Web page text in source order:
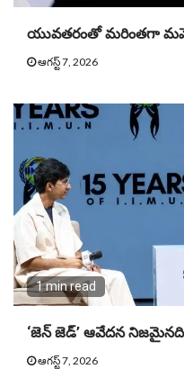
యువతరంతో మరింతగా
ఆగస్ట్ 7, 2026
1 min read
‘జెన్ జెడ్’ ఆవేదన
ఆగస్ట్ 7, 2026